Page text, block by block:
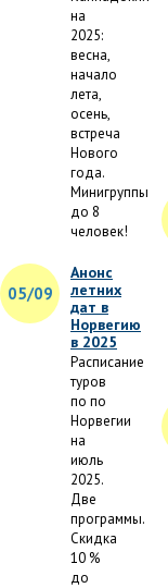
на
2025:
весна,
начало
лета,
осень,
встреча
Нового
года.
Минигруппы
до 8
человек!
05/09
Анонс
летних
дат в
Норвегию
в 2025
Расписание
туров
по по
Норвегии
на
июль
2025.
Две
программы.
Скидка
10 %
до